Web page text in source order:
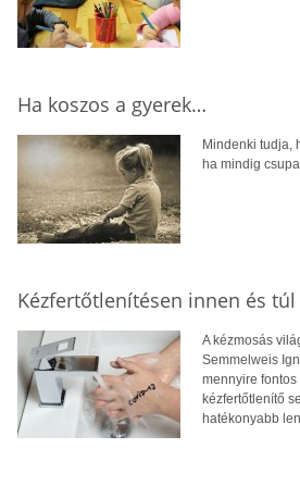
Ha koszos a gyerek…
Mindenki tudja,
ha mindig
Kézfertőtlenítésen innen és túl
A kézmosás
Semmelweis
mennyire
kézfertőtlenítő
hatékonyabb